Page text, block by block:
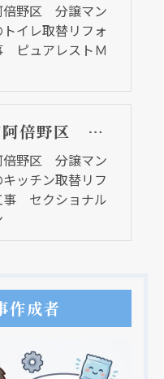
倍野区 分譲マン
イレ取替リフォ
ピュアレストＭ
大阪市阿倍野区 分譲マンションのキッチン取替リフォーム工事 セクショナルキッチン
倍野区 分譲マン
ッチン取替リフ
事 セクショナル
作成者